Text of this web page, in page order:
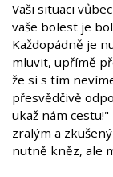
Vaši situaci
vaše bolest je
Každopádně je
mluvit, upřímě
že si s tím
přesvědčivě
ukaž nám
zralým a
nutně kněz, ale